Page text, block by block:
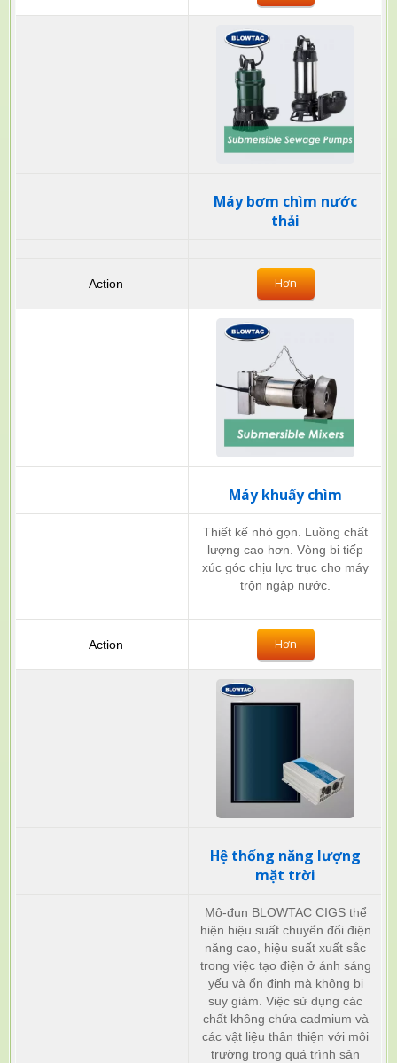
Máy bơm chìm nước
thải
Hơn
Máy khuấy chìm
Thiết kế nhỏ gọn. Luồng chất
lượng cao hơn. Vòng bi tiếp
xúc góc chịu lực trục cho máy
trộn ngập nước.
Hơn
Hệ thống năng lượng
mặt trời
Mô-đun BLOWTAC CIGS thể
hiện hiệu suất chuyển đổi điện
năng cao, hiệu suất xuất sắc
trong việc tạo điện ở ánh sáng
yếu và ổn định mà không bị
suy giảm. Việc sử dụng các
chất không chứa cadmium và
các vật liệu thân thiện với môi
trường trong quá trình sản